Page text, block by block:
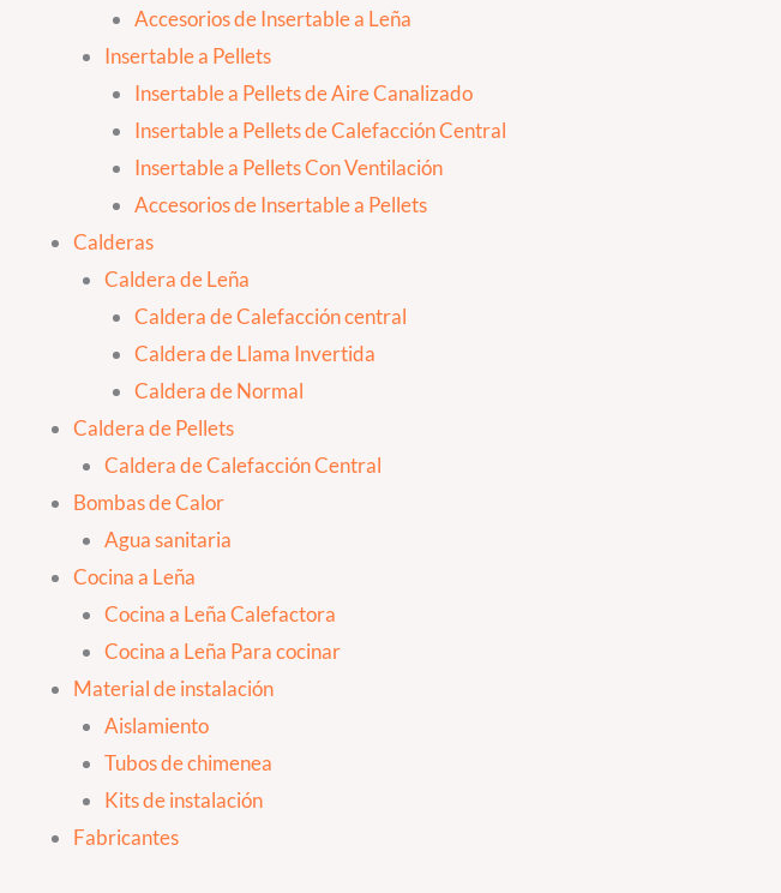
Accesorios de Insertable a Leña
Insertable a Pellets
Insertable a Pellets de Aire Canalizado
Insertable a Pellets de Calefacción Central
Insertable a Pellets Con Ventilación
Accesorios de Insertable a Pellets
Calderas
Caldera de Leña
Caldera de Calefacción central
Caldera de Llama Invertida
Caldera de Normal
Caldera de Pellets
Caldera de Calefacción Central
Bombas de Calor
Agua sanitaria
Cocina a Leña
Cocina a Leña Calefactora
Cocina a Leña Para cocinar
Material de instalación
Aislamiento
Tubos de chimenea
Kits de instalación
Fabricantes